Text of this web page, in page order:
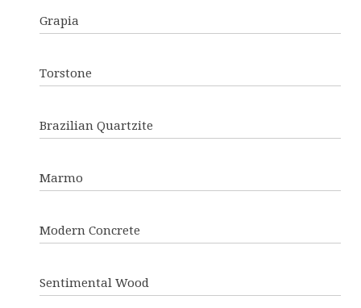
Grapia
Torstone
Brazilian Quartzite
Marmo
Modern Concrete
Sentimental Wood